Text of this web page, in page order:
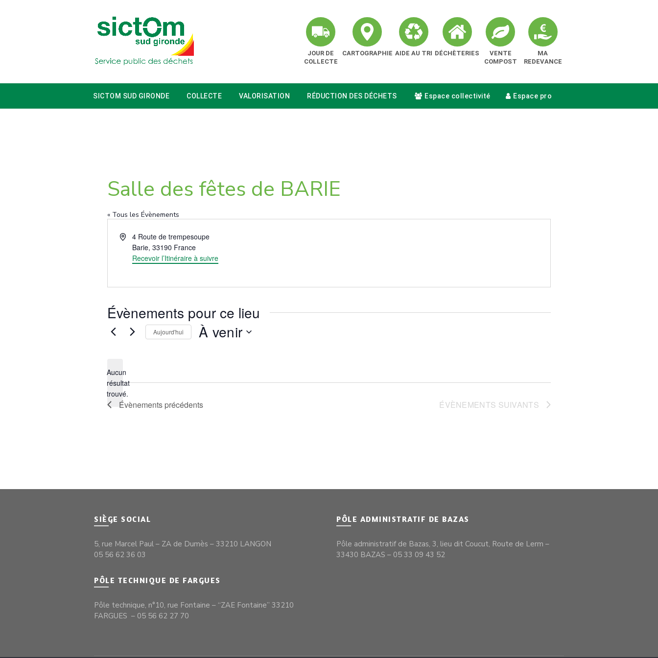
JOUR DE
COLLECTE
CARTOGRAPHIE AIDE AU TRI DÉCHÈTERIES
VENTE
COMPOST
MA
REDEVANCE
SICTOM SUD GIRONDE COLLECTE VALORISATION RÉDUCTION DES DÉCHETS Espace collectivité Espace pro
Salle des fêtes de BARIE
« Tous les Évènements
Adresse4 Route de trempesoupe
Barie, 33190 France
Recevoir l’Itinéraire à suivre
Évènements pour ce lieu
Notice
Aucun
résultat
trouvé.
Aujourd'hui À venir
Évènements précédents ÉVÈNEMENTS SUIVANTS
SIÈGE SOCIAL
5, rue Marcel Paul – ZA de Dumès – 33210 LANGON
05 56 62 36 03
PÔLE TECHNIQUE DE FARGUES
Pôle technique, n°10, rue Fontaine – “ZAE Fontaine” 33210
FARGUES – 05 56 62 27 70
PÔLE ADMINISTRATIF DE BAZAS
Pôle administratif de Bazas, 3, lieu dit Coucut, Route de Lerm –
33430 BAZAS – 05 33 09 43 52